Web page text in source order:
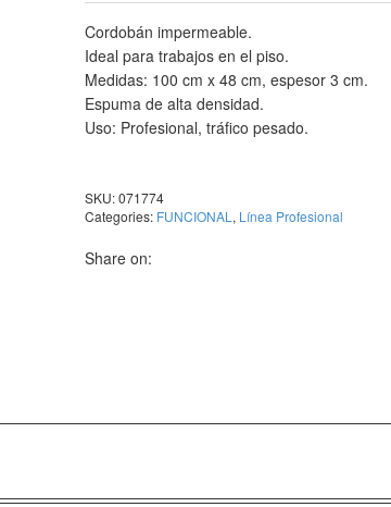
Cordobán impermeable.
Ideal para trabajos en el piso.
Medidas: 100 cm x 48 cm, espesor 3 cm.
Espuma de alta densidad.
Uso: Profesional, tráfico pesado.
SKU:071774
Categories: FUNCIONAL , Línea Profesional
Share on: